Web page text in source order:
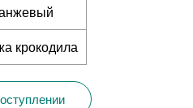
крокодила